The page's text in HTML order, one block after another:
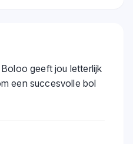
geeft jou letterlijk
een succesvolle bol